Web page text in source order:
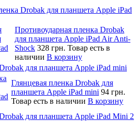
Drobak для планшета Apple iPad
Противоударная пленка Drobak
для планшета Apple iPad Air Anti-
Shock 328 грн. Товар есть в
наличии В корзину
для планшета Apple iPad mini
Глянцевая пленка Drobak для
планшета Apple iPad mini 94 грн.
Товар есть в наличии В корзину
для планшета Apple iPad Mini 2